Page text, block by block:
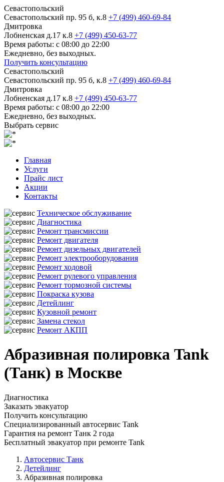
Севастопольский
Севастопольский пр. 95 б, к.8 +7 (499) 460-69-84
Дмитровка
Лобненская д.17 к.8 +7 (499) 450-63-77
Время работы: с 08:00 до 22:00
Ежедневно, без выходных.
Получить консультацию
Севастопольский
Севастопольский пр. 95 б, к.8 +7 (499) 460-69-84
Дмитровка
Лобненская д.17 к.8 +7 (499) 450-63-77
Время работы: с 08:00 до 22:00
Ежедневно, без выходных.
Выбрать сервис
Главная
Услуги
Прайс лист
Акции
Контакты
Техническое обслуживание
Диагностика
Ремонт трансмиссии
Ремонт двигателя
Ремонт дизельных двигателей
Ремонт электрооборудования
Ремонт ходовой
Ремонт рулевого управления
Ремонт тормозной системы
Покраска кузова
Детейлинг
Кузовной ремонт
Замена стекол
Ремонт АКПП
Абразивная полировка Tank
(Танк) в Москве
Диагностика
Заказать эвакуатор
Получить консультацию
Специализированный автосервис Tank
Гарантия на ремонт Танк 2 года
Бесплатный эвакуатор при ремонте Tank
Автосервис Танк
Детейлинг
Абразивная полировка